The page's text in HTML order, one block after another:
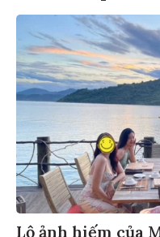
Lộ ảnh hiếm của